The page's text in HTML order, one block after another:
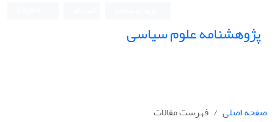
پژوهشنامه علوم سیاسی
صفحه اصلی
فهرست مقالات